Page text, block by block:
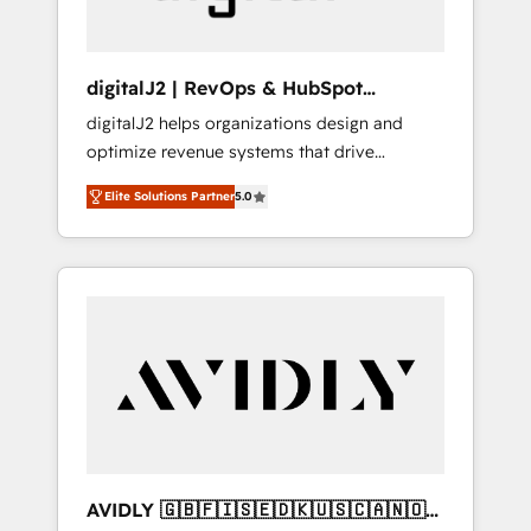
digitalJ2 | RevOps & HubSpot
Implementations
digitalJ2 helps organizations design and
optimize revenue systems that drive
scalable, predictable growth. As a triple-
accredited HubSpot Solutions Partner, we
specialize in both strategic RevOps planning
and hands-on technical execution - building
Services - Managed IT (MSP) - Franchises -
Professional Services - And more! How we
Custom integrations and workflow
Elite Solutions Partner5.0
AVIDLY 🇬🇧🇫🇮🇸🇪🇩🇰🇺🇸🇨🇦🇳🇴